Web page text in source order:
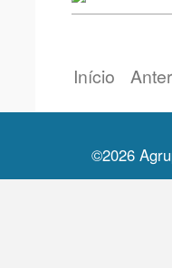
Início
©2026